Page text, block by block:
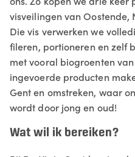
visveilingen van Oostende,
Die vis verwerken we
fileren, portioneren en zelf
met vooral biogroenten
ingevoerde producten
Gent en omstreken, waar
wordt door jong en oud!
Wat wil ik bereiken?